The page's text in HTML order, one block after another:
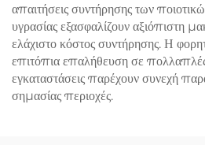
απαιτήσεις συντήρησης των
υγρασίας εξασφαλίζουν αξιόπιστη
ελάχιστο κόστος συντήρησης. Η
επιτόπια επαλήθευση σε πολλαπλές
εγκαταστάσεις παρέχουν συνεχή
σημασίας περιοχές.